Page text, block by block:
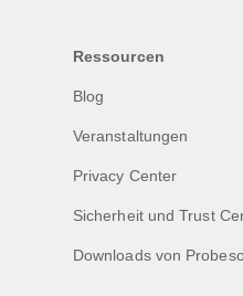
Ressourcen
Blog
Veranstaltungen
Privacy Center
Sicherheit und Trust
Downloads von